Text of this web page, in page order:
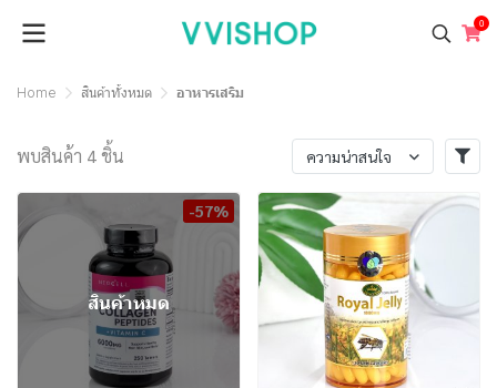
0
Home สินค้าทั้งหมด อาหารเสริม
พบสินค้า 4 ชิ้น ความน่าสนใจ
-57%
สินค้าหมด